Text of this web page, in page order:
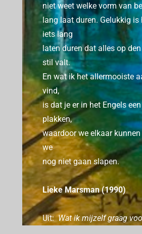
niet weet welke vorm van
lang laat duren.Gelukkig is
iets lang
laten duren dat alles op
stil valt.
En wat ik het allermooiste
vind,
is dat je er in het Engels
plakken,
waardoor we elkaar
we
nog niet gaan slapen.
Lieke Marsman (1990)
Uit:Wat ik mijzelf graag